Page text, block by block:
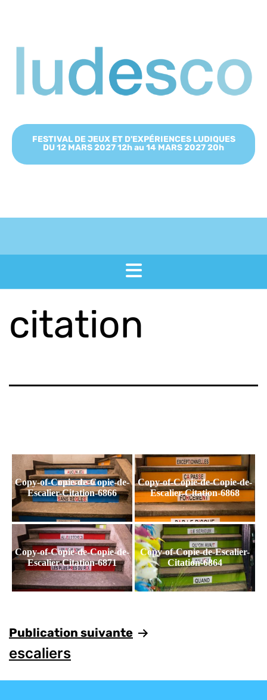
FESTIVAL DE JEUX ET D'EXPÉRIENCES LUDIQUES
DU 12 MARS 2027 12h au 14 MARS 2027 20h
citation
Copy-of-Copie-de-Copie-de-
Escalier-Citation-6866
Copy-of-Copie-de-Copie-de-
Escalier-Citation-6868
Copy-of-Copie-de-Copie-de-
Escalier-Citation-6871
Copy-of-Copie-de-Escalier-
Citation-6864
Publication suivante
escaliers